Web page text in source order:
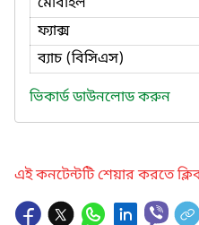
ফ্যাক্স
ব্যাচ (বিসিএস)
ভিকার্ড ডাউনলোড করুন
এই কনটেন্টটি শেয়ার করতে